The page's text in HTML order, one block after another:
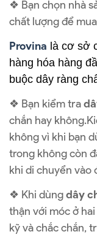
❖ Bạn chọn nhà
chất lượng để
Provina là cơ sở
hàng hóa hàng
buộc dây ràng
❖ Bạn kiểm tra
chắn hay
không vì khi bạn
trong không còn
khi di chuyển vào
❖ Khi dùngdây
thận với móc ở
kỹ và chắc chắn,